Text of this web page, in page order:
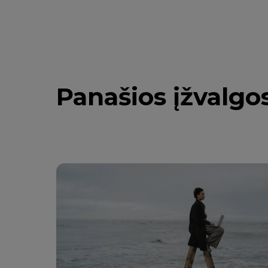
Panašios